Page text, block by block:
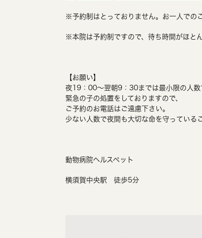
※予約制はとっておりません。お一人での
※本院は予約制ですので、待ち時間がほと
【お願い】
夜19：00～翌朝9：30までは最小限の人数
緊急の子の処置をしておりますので、
ご予約のお電話はご遠慮下さい。
少ない人数で夜間も大切な命を守っている
動物病院ヘルスペット
横須賀中央駅 徒歩5分